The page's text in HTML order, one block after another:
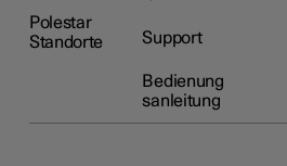
Polestar
Standorte
Support
Bedienung
sanleitung